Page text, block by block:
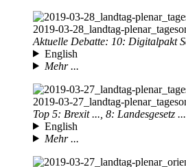
2019-03-28 _landtag-
Aktuelle Debatte: 10: Digitalpakt
English
Mehr ...
2019-03-27 _landtag-
Top 5: Brexit ..., 8: Landesgesetz
English
Mehr ...